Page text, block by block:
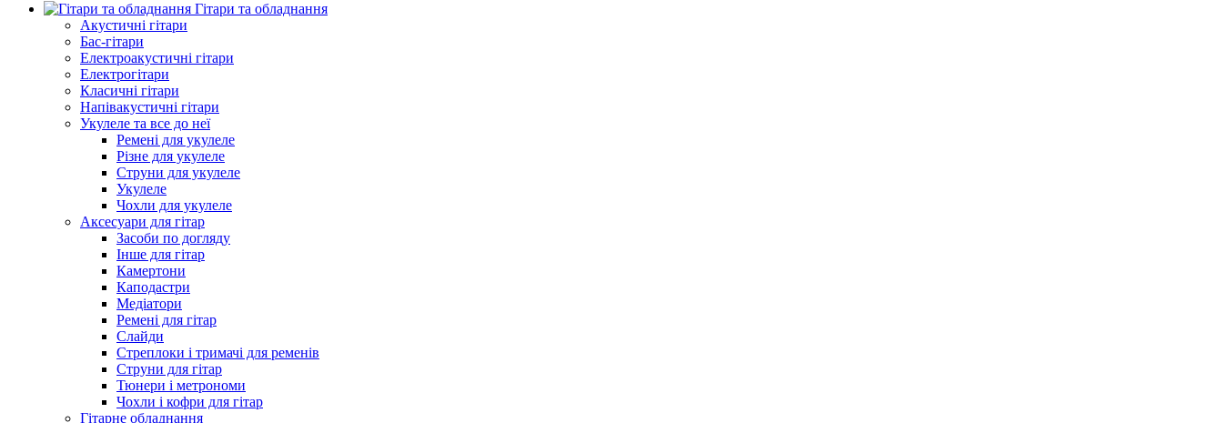
Гітари та обладнання
Акустичні гітари
Бас-гітари
Електроакустичні гітари
Електрогітари
Класичні гітари
Напівакустичні гітари
Укулеле та все до неї
Ремені для укулеле
Різне для укулеле
Струни для укулеле
Укулеле
Чохли для укулеле
Аксесуари для гітар
Засоби по догляду
Інше для гітар
Камертони
Каподастри
Медіатори
Ремені для гітар
Слайди
Стреплоки і тримачі для ременів
Струни для гітар
Тюнери і метрономи
Чохли і кофри для гітар
Гітарне обладнання